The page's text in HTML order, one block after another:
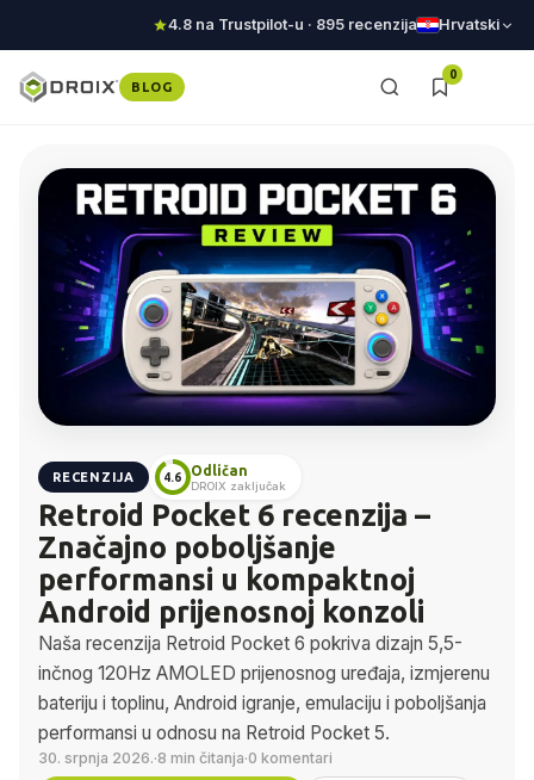
4.8 na Trustpilot-u · 895 recenzija Hrvatski
BLOG
0
RECENZIJA 4.6 Odličan
DROIX zaključak
Retroid Pocket 6 recenzija –
Značajno poboljšanje
performansi u kompaktnoj
Android prijenosnoj konzoli
Naša recenzija Retroid Pocket 6 pokriva dizajn 5,5-
inčnog 120Hz AMOLED prijenosnog uređaja, izmjerenu
bateriju i toplinu, Android igranje, emulaciju i poboljšanja
performansi u odnosu na Retroid Pocket 5.
30. srpnja 2026.·8 min čitanja·0 komentari